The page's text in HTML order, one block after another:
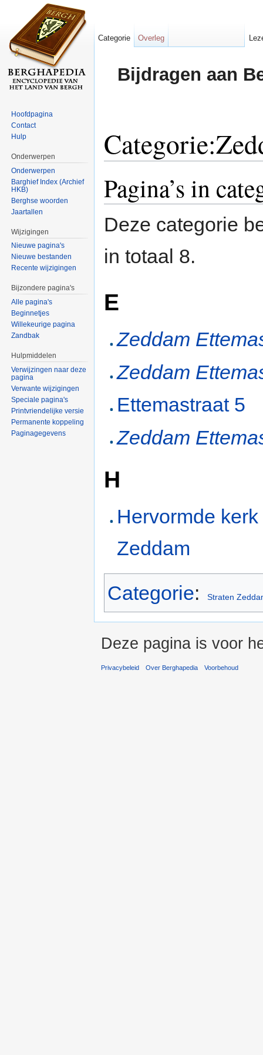
Bijdragen aan
Pagina’s in
Deze categorie
in totaal 8.
E
Zeddam
Zeddam
Ettemastraat 5
Zeddam
H
Hervormde
Zeddam
Categorie: Straten
Categorie Overleg
Hoofdpagina
Contact
Hulp
Onderwerpen
Onderwerpen
Barghief Index (Archief
HKB)
Berghse woorden
Jaartallen
Wijzigingen
Nieuwe pagina's
Nieuwe bestanden
Recente wijzigingen
Bijzondere pagina's
Alle pagina's
Beginnetjes
Willekeurige pagina
Zandbak
Hulpmiddelen
Verwijzingen naar deze
pagina
Verwante wijzigingen
Speciale pagina's
Printvriendelijke versie
Permanente koppeling
Paginagegevens
Deze pagina is voor
Privacybeleid Over Berghapedia Voorbehoud